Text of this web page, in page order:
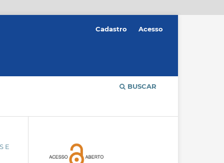
BUSCAR
Cadastro Acesso
E